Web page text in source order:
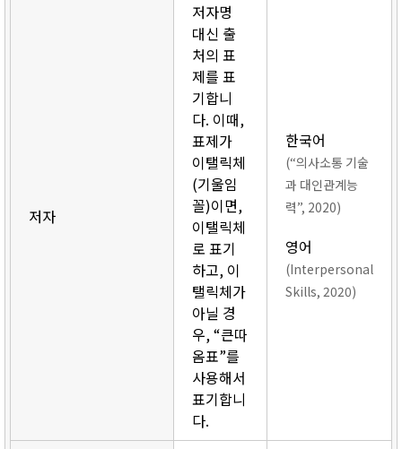
저자
저자명
대신 출
처의 표
제를 표
기합니
다. 이때,
표제가
이탤릭체
(기울임
꼴)이면,
이탤릭체
로 표기
하고, 이
탤릭체가
아닐 경
우, “큰따
옴표”를
사용해서
표기합니
다.
한국어
(“의사소통 기술
과 대인관계능
력”, 2020)
영어
(Interpersonal
Skills, 2020)